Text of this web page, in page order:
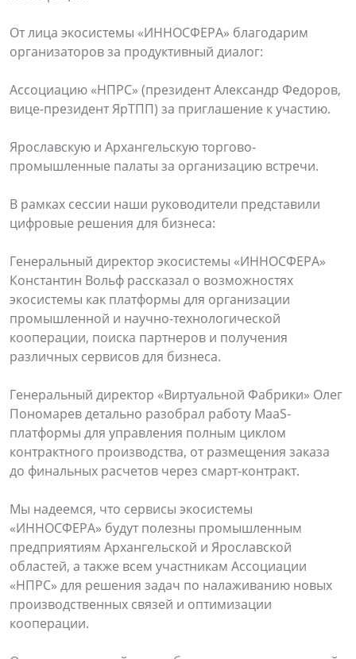
От лица экосистемы «ИННОСФЕРА» благодарим
организаторов за продуктивный диалог:
Ассоциацию «НПРС» (президент Александр Федоров,
вице-президент ЯрТПП) за приглашение к участию.
Ярославскую и Архангельскую торгово-
промышленные палаты за организацию встречи.
В рамках сессии наши руководители представили
цифровые решения для бизнеса:
Генеральный директор экосистемы «ИННОСФЕРА»
Константин Вольф рассказал о возможностях
экосистемы как платформы для организации
промышленной и научно-технологической
кооперации, поиска партнеров и получения
различных сервисов для бизнеса.
Генеральный директор «Виртуальной Фабрики» Олег
Пономарев детально разобрал работу MaaS-
платформы для управления полным циклом
контрактного производства, от размещения заказа
до финальных расчетов через смарт-контракт.
Мы надеемся, что сервисы экосистемы
«ИННОСФЕРА» будут полезны промышленным
предприятиям Архангельской и Ярославской
областей, а также всем участникам Ассоциации
«НПРС» для решения задач по налаживанию новых
производственных связей и оптимизации
кооперации.